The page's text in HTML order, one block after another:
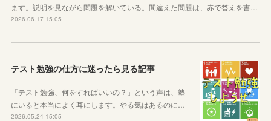
ます。説明を見ながら問題を解いている。間違えた問題は、赤で答えを書…
2026.06.17 15:05
テスト勉強の仕方に迷ったら見る記事
「テスト勉強、何をすればいいの？」という声は、塾
にいると本当によく耳にします。やる気はあるのに…
2026.05.24 15:05